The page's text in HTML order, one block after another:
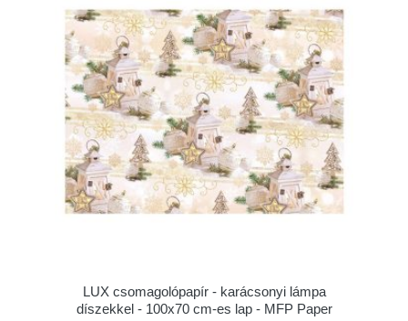
LUX csomagolópapír - karácsonyi lámpa
díszekkel - 100x70 cm-es lap - MFP Paper